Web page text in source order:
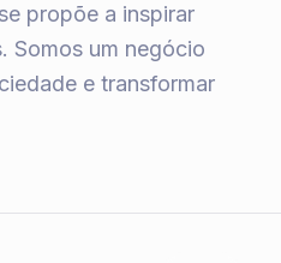
propõe a inspirar
Somos um negócio
e transformar